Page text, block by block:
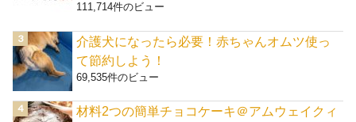
111,714件のビュー
介護犬になったら必要！赤ちゃんオムツ使っ
て節約しよう！
69,535件のビュー
材料2つの簡単チョコケーキ＠アムウェイクィ